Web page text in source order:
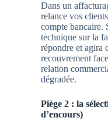
Dans un
relance vos
compte bancaire.
technique sur la
répondre et agira
recouvrement
relation
dégradée.
Piège 2 : la
d’encours)